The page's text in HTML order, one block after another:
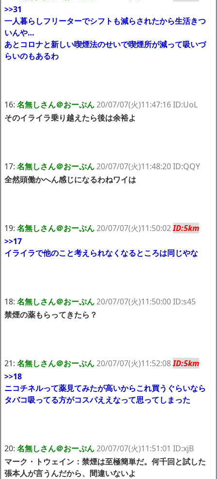
>>31
一人暮らしフリーターでシフトも減らされたから生活きつ
いんや…
あとコロナと新しい喫煙法のせいで喫煙所が減って吸いづ
らいのもあるわ
16: 名無しさん＠おーぷん20/07/07(火)11:47:16 ID:UoL
そのイライラ乗り越えたら後は余裕よ
17: 名無しさん＠おーぷん20/07/07(火)11:48:20 ID:QQY
全然頭働かへん感じになるわねワイは
19: 名無しさん＠おーぷん20/07/07(火)11:50:02ID:5km
>>17
イライラで他のこと考えられなくなるところは同じやな
18: 名無しさん＠おーぷん20/07/07(火)11:50:00 ID:s45
禁煙の薬もらってきたら？
21: 名無しさん＠おーぷん20/07/07(火)11:52:08ID:5km
>>18
ニコチネルって薬見てみたが高いからこれ買うぐらいなら
タバコ吸ってる方がコスパええなって思ってしまった
20: 名無しさん＠おーぷん20/07/07(火)11:51:01 ID:xjB
マーク・トウェイン：禁煙は至極簡単だ。何千回と試した
張本人が言うんだから、間違いないよ